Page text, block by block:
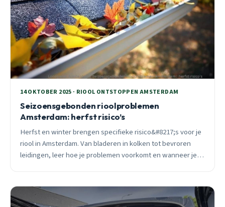
14 OKTOBER 2025 · RIOOL ONTSTOPPEN AMSTERDAM
Seizoensgebonden rioolproblemen
Amsterdam: herfst risico’s
Herfst en winter brengen specifieke risico&#8217;s voor je
riool in Amsterdam. Van bladeren in kolken tot bevroren
leidingen, leer hoe je problemen voorkomt en wanneer je